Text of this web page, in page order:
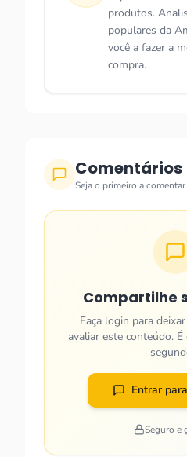
produtos.
populares da
você a fazer a
compra.
Comentários
Seja o primeiro a comentar
Compartilhe
Faça login para
avaliar este conteúdo.
Entrar
Seguro e